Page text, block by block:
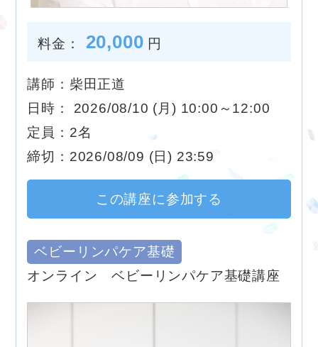
料金： 20,000 円
講師：柴田正道
日時： 2026/08/10 (月) 10:00～12:00
定員：2名
締切：2026/08/09 (日) 23:59
この講座に参加する
ベビーリンパケア基礎
オンライン ベビーリンパケア基礎講座